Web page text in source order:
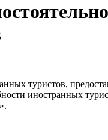
туристов,
иностранных